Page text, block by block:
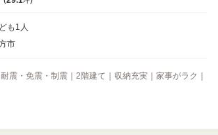
も1人
市
耐震・免震・制震｜2階建て｜収納充実｜家事がラク｜